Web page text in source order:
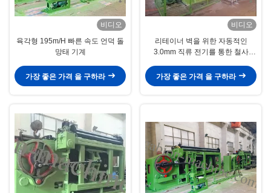
비디오
육각형 195m/H 빠른 속도 언덕 돌
망태 기계
가장 좋은 가격 을 구하라
비디오
리테이너 벽을 위한 자동적인
3.0mm 직류 전기를 통한 철사
가장 좋은 가격 을 구하라